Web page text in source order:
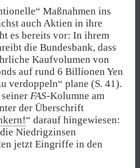
Maßnahmen ins
auch Aktien in ihre
es bereits vor: In ihrem
die Bundesbank, dass
Kaufvolumen von
auf rund 6 Billionen Yen
verdoppeln“ plane (S. 41).
FAS-Kolumne am
der Überschrift
“ darauf hingewiesen:
Niedrigzinsen
jetzt Eingriffe in den